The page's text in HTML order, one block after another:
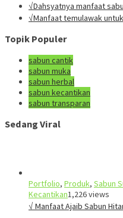
√Dahsyatnya manfaat
√Manfaat temulawak
Topik Populer
sabun cantik
sabun muka
sabun herbal
sabun kecantikan
sabun transparan
Sedang Viral
Portfolio, Produk, Sabun
Kecantikan1,226 views
√ Manfaat Ajaib Sabun